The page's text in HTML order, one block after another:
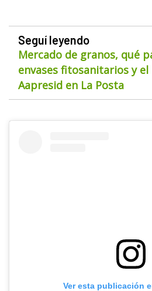
Seguí leyendo
Mercado de granos, qué
envases fitosanitarios y el
Aapresid en La Posta
Ver esta publicación